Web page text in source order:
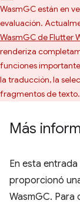
WasmGC están en
evaluación.
WasmGC de Flutter
renderiza
funciones
la traducción, la
fragmentos de texto.
Más
En esta
proporcionó
WasmGC.